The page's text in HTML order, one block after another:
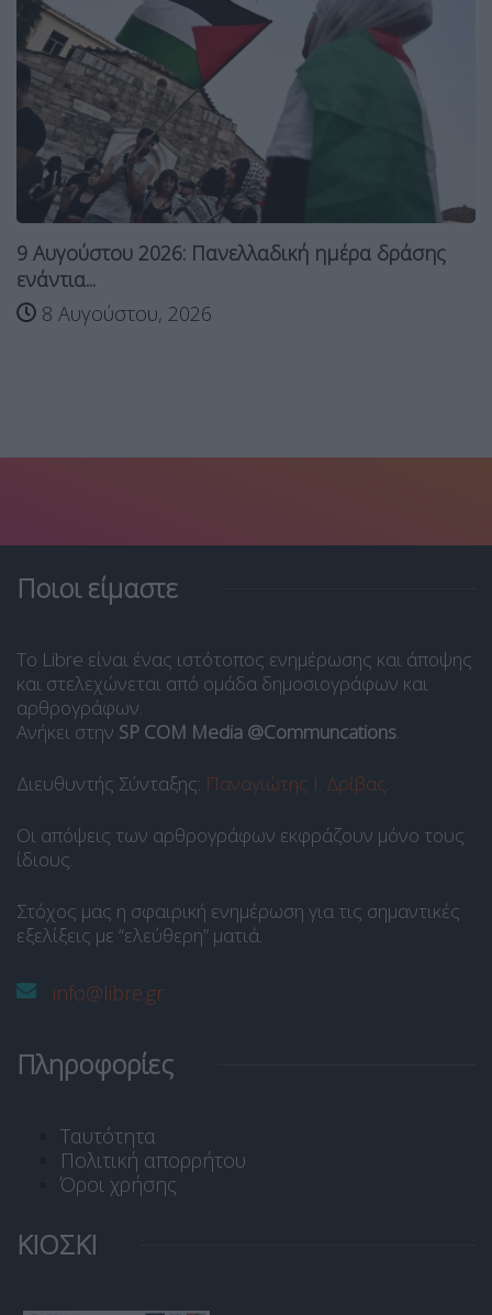
9 Αυγούστου 2026: Πανελλαδική ημέρα δράσης
ενάντια...
8 Αυγούστου, 2026
Ποιοι είμαστε
Το Libre είναι ένας ιστότοπος ενημέρωσης και άποψης
και στελεχώνεται από ομάδα δημοσιογράφων και
αρθρογράφων.
Ανήκει στην SP COM Media @Communcations.
Διευθυντής Σύνταξης: Παναγιώτης Ι. Δρίβας.
Οι απόψεις των αρθρογράφων εκφράζουν μόνο τους
ίδιους.
Στόχος μας η σφαιρική ενημέρωση για τις σημαντικές
εξελίξεις με “ελεύθερη” ματιά.
info@libre.gr
Πληροφορίες
Ταυτότητα
Πολιτική απορρήτου
Όροι χρήσης
ΚΙΟΣΚΙ